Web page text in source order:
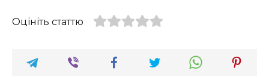
Оцініть статтю